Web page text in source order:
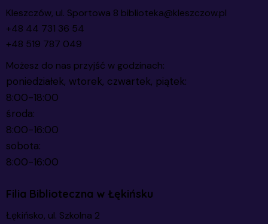
Kleszczów, ul. Sportowa 8 biblioteka@kleszczow.pl
+48 44 731 36 54
+48 519 787 049
Możesz do nas przyjść w godzinach:
poniedziałek, wtorek, czwartek, piątek:
8:00-18:00
środa:
8:00-16:00
sobota:
8:00-16:00
Filia Biblioteczna w Łękińsku
Łękińsko, ul. Szkolna 2